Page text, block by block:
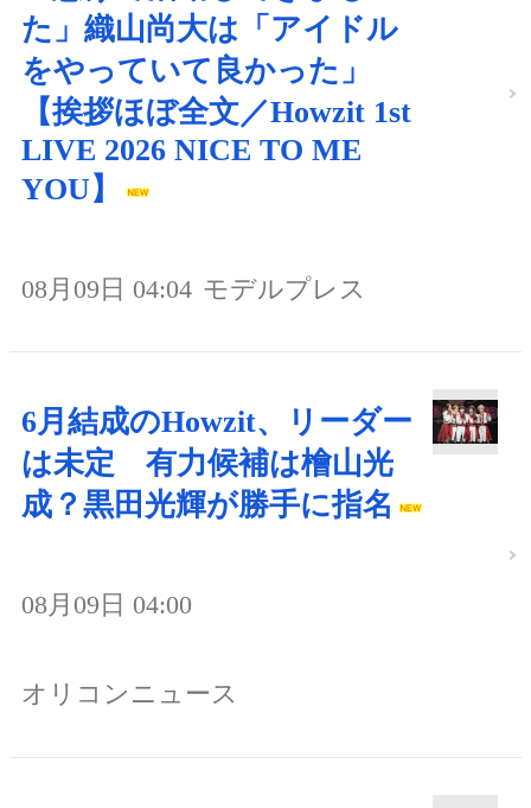
た」織山尚大は「アイドル
をやっていて良かった」
【挨拶ほぼ全文／Howzit 1st
LIVE 2026 NICE TO ME
YOU】
08月09日 04:04 モデルプレス
6月結成のHowzit、リーダー
は未定 有力候補は檜山光
成？黒田光輝が勝手に指名
08月09日 04:00
オリコンニュース